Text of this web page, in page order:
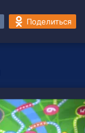
Поделиться